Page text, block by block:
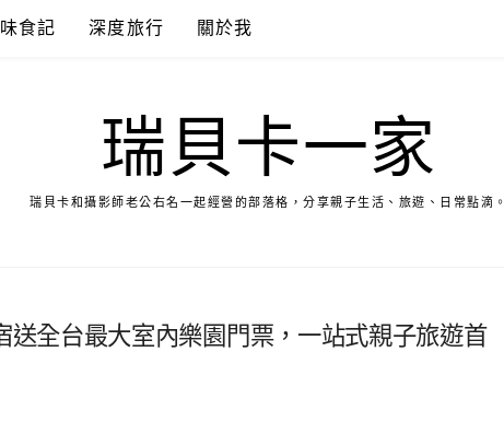
食記 深度旅行 關於我
瑞貝卡一家
瑞貝卡和攝影師老公右名一起經營的部落格，分享親子生活、旅遊、日常點滴。
全台最大室內樂園門票，一站式親子旅遊首